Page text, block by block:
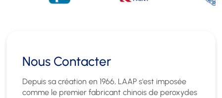
Nous Contacter
Depuis sa création en 1966, LAAP s'est imposée
comme le premier fabricant chinois de peroxydes